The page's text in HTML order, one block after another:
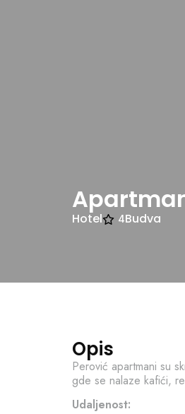
Hotel 4Budva
Opis
Perović apartmani su
gde se nalaze kafići,
Udaljenost: